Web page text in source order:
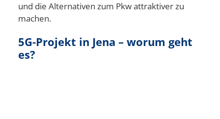
und die Alternativen zum Pkw attraktiver zu
machen.
5G-Projekt in Jena – worum geht
es?